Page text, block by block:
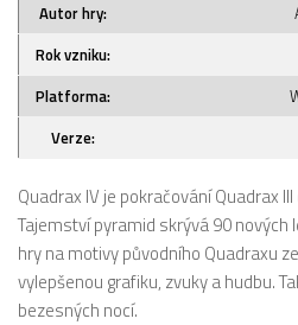
Autor hry:
Rok vzniku:
Platforma:
Verze:
Quadrax IV je pokračování Quadrax
Tajemství pyramid skrývá 90 nových
hry na motivy původního Quadraxu
vylepšenou grafiku, zvuky a hudbu.
bezesných nocí.